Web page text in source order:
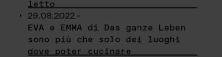
letto
29.08.2022 -
EVA e EMMA di Das ganze Leben
sono più che solo dei luoghi
dove poter cucinare